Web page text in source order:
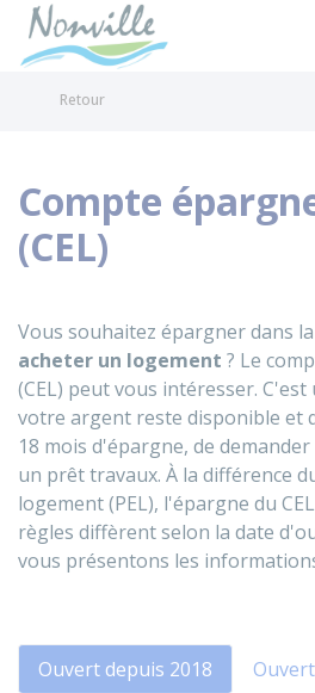
Retour
Compte
(CEL)
Vous souhaitez épargner dans
acheter un logement ? Le
(CEL) peut vous intéresser.
votre argent reste disponible et
18 mois d'épargne, de
un prêt travaux. À la différence
logement (PEL), l'épargne du
règles diffèrent selon la date
vous présentons les
Ouvert depuis 2018